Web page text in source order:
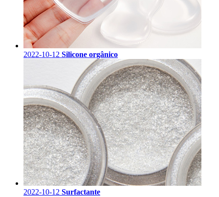
2022-10-12 Silicone orgânico
2022-10-12 Surfactante